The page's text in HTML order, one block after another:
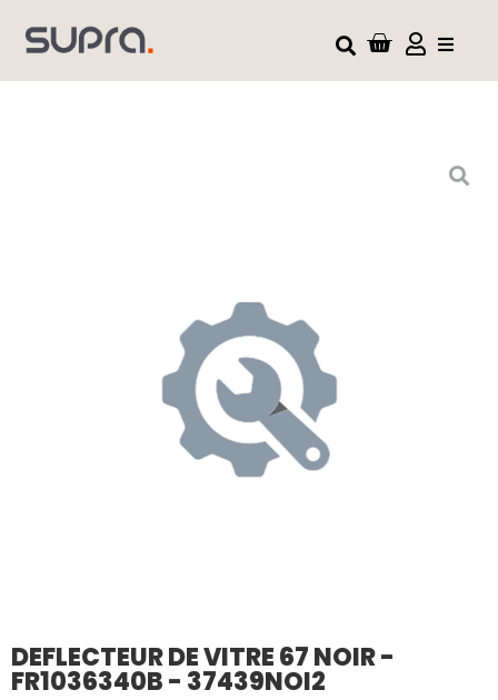
DEFLECTEUR DE VITRE 67 NOIR -
FR1036340B - 37439NOI2